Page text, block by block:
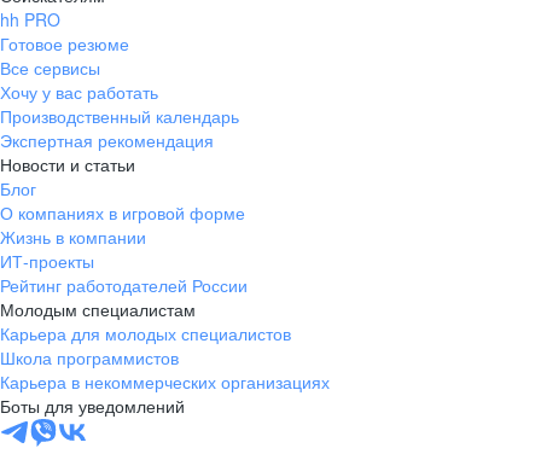
hh PRO
Готовое резюме
Все сервисы
Хочу у вас работать
Производственный календарь
Экспертная рекомендация
Новости и статьи
Блог
О компаниях в игровой форме
Жизнь в компании
ИТ-проекты
Рейтинг работодателей России
Молодым специалистам
Карьера для молодых специалистов
Школа программистов
Карьера в некоммерческих организациях
Боты для уведомлений